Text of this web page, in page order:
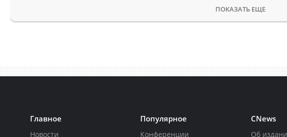
ПОКАЗАТЬ ЕЩЕ
Главное
Новости
Популярное
Конференции
CNews
Об